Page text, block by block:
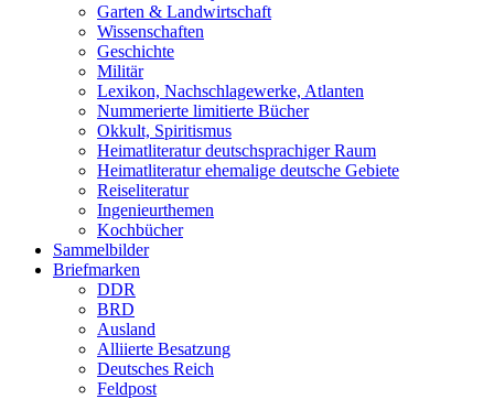
Garten & Landwirtschaft
Wissenschaften
Geschichte
Militär
Lexikon, Nachschlagewerke, Atlanten
Nummerierte limitierte Bücher
Okkult, Spiritismus
Heimatliteratur deutschsprachiger Raum
Heimatliteratur ehemalige deutsche Gebiete
Reiseliteratur
Ingenieurthemen
Kochbücher
Sammelbilder
Briefmarken
DDR
BRD
Ausland
Alliierte Besatzung
Deutsches Reich
Feldpost